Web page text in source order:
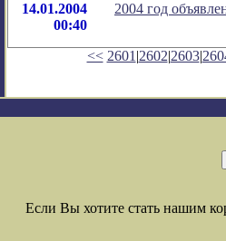
14.01.2004
00:40
2004 год
<< 2601 |2602|2603|
Если Вы хотите стать нашим